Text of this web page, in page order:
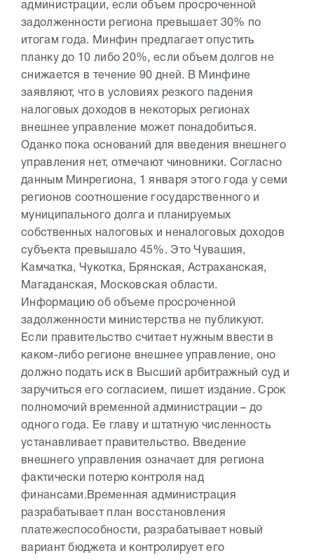
администрации, если объем просроченной
задолженности региона превышает 30% по
итогам года. Минфин предлагает опустить
планку до 10 либо 20%, если объем долгов не
снижается в течение 90 дней. В Минфине
заявляют, что в условиях резкого падения
налоговых доходов в некоторых регионах
внешнее управление может понадобиться.
Оданко пока оснований для введения внешнего
управления нет, отмечают чиновники. Согласно
данным Минрегиона, 1 января этого года у семи
регионов соотношение государственного и
муниципального долга и планируемых
собственных налоговых и неналоговых доходов
субъекта превышало 45%. Это Чувашия,
Камчатка, Чукотка, Брянская, Астраханская,
Магаданская, Московская области.
Информацию об объеме просроченной
задолженности министерства не публикуют.
Если правительство считает нужным ввести в
каком-либо регионе внешнее управление, оно
должно подать иск в Высший арбитражный суд и
заручиться его согласием, пишет издание. Срок
полномочий временной администрации – до
одного года. Ее главу и штатную численность
устанавливает правительство. Введение
внешнего управления означает для региона
фактически потерю контроля над
финансами. Временная администрация
разрабатывает план восстановления
платежеспособности, разрабатывает новый
вариант бюджета и контролирует его